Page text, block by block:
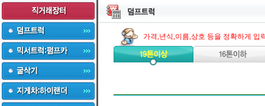
가격,년식,이름,상호 등을 정확하게 입